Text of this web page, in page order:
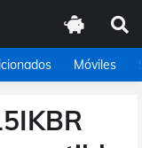
Móviles